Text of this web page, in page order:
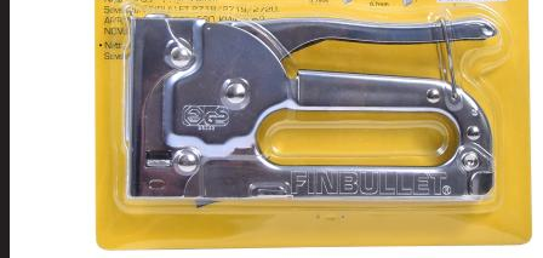
Hammashygienia
Kosmetiikka
Käsi ja jalkahoito
Käsivoiteet ja
Kynsisakset ja
Pesuharjat ja -sienet
Shampoot,
Hoitoaineet
Käsisaippuat